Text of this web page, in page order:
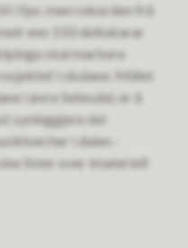
i fjor, men rekorden frå
enn 150 deltakarar
skal markere
i skulane. Målet
i øvre Setesdal, er å
synleggjere dei
her i dalen -
lister over imateriell